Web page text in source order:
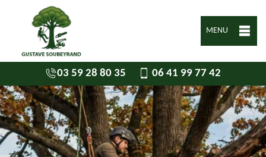
MENU
03 59 28 80 35 06 41 99 77 42